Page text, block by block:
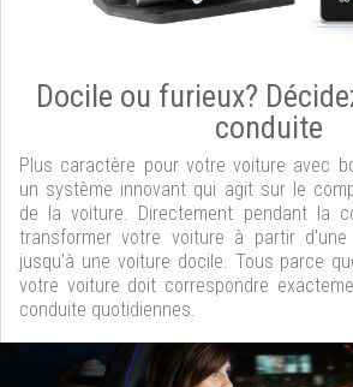
Docile ou furieux?
conduite
Plus caractère pour votre voiture avec
un système innovant qui agit sur le
de la voiture. Directement pendant la
transformer votre voiture à partir
jusqu'à une voiture docile. Tous parce
votre voiture doit correspondre
conduite quotidiennes.